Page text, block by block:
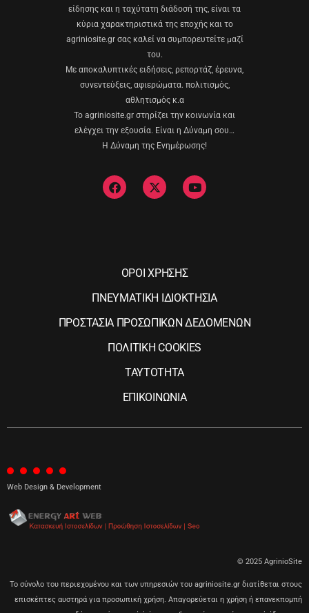
είδησης και η ταχύτατη διάδοσή της, είναι τα
κύρια χαρακτηριστικά της εποχής και το
agriniosite.gr σας καλεί να συμπορευτείτε μαζί
του.
Με αποκαλυπτικές ειδήσεις, ρεπορτάζ, έρευνα,
συνεντεύξεις, αφιερώματα. πολιτισμός,
αθλητισμός κ.α
Το agriniosite.gr στηρίζει την κοινωνία και
ελέγχει την εξουσία. Είναι η Δύναμη σου…
Η Δύναμη της Ενημέρωσης!
ΟΡΟΙ ΧΡΗΣΗΣ
ΠΝΕΥΜΑΤΙΚΗ ΙΔΙΟΚΤΗΣΙΑ
ΠΡΟΣΤΑΣΙΑ ΠΡΟΣΩΠΙΚΩΝ ΔΕΔΟΜΕΝΩΝ
ΠΟΛΙΤΙΚΗ COOKIES
ΤΑΥΤΟΤΗΤΑ
ΕΠΙΚΟΙΝΩΝΙΑ
Web Design & Development
© 2025 AgrinioSite
Το σύνολο του περιεχομένου και των υπηρεσιών του agriniosite.gr διατίθεται στους
επισκέπτες αυστηρά για προσωπική χρήση. Απαγορεύεται η χρήση ή επανεκπομπή